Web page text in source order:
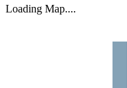
Loading Map....